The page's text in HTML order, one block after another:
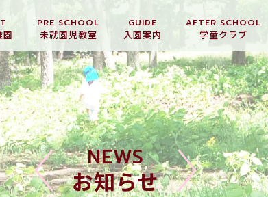
園
PRE SCHOOL
未就園児教室
GUIDE
入園案内
AFTER SCHOOL
学童クラブ
NEWS
お知らせ